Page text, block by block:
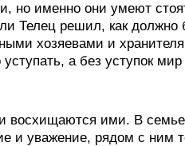
именно они умеют
Телец решил, как должно
хозяевами и
а без уступок
восхищаются ими. В
и уважение, рядом с ним